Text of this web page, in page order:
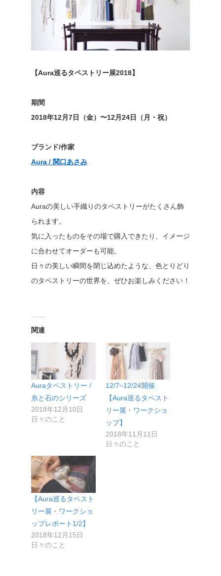
【Aura巡るタペストリー展2018】
期間
2018年12月7日（金）〜12月24日（月・祝）
ブランド/作家
Aura / 関口あさみ
内容
Auraの美しい手織りのタペストリーがたくさん飾
られます。
気に入ったものをその場で購入できたり、イメージ
に合わせてオーダーも可能。
日々の美しい瞬間を閉じ込めたような、色とりどり
のタペストリーの世界を、ぜひお楽しみください！
関連
Auraタペストリー /
糸と石のシリーズ
2018年12月10日
日々のこと
12/7~12/24開催
【Aura巡るタペスト
リー展・ワークショ
ップ】
2018年11月11日
日々のこと
【Aura巡るタペスト
リー展・ワークショ
ップレポート1/2】
2018年12月15日
日々のこと